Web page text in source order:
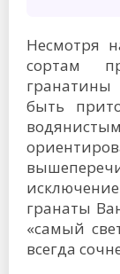
Несмотря
сортам
быть
гранаты
«самый
всегда